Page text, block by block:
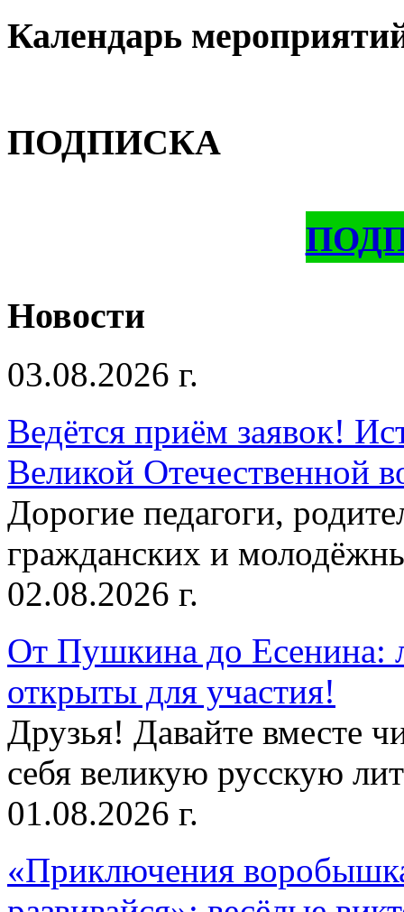
Календарь
ПОДПИСКА
Новости
03.08.2026 г.
Ведётся приём заявок!
Великой Отечественной
Дорогие педагоги,
гражданских и
02.08.2026 г.
От Пушкина до Есенина:
открыты для участия!
Друзья! Давайте вместе
себя великую русскую
01.08.2026 г.
«Приключения